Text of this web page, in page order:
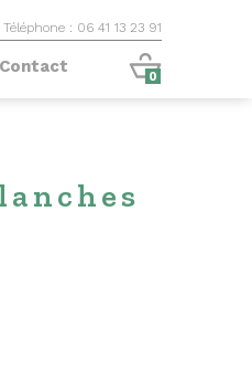
Téléphone : 06 41 13 23 91
Contact 0